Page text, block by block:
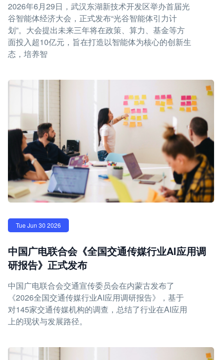
2026年6月29日，武汉东湖新技术开发区举办首届光
谷智能体经济大会，正式发布“光谷智能体引力计
划”。大会提出未来三年将在政策、算力、基金等方
面投入超10亿元，旨在打造以智能体为核心的创新生
态，培养智
Tue Jun 30 2026
中国广电联合会《全国交通传媒行业AI应用调
研报告》正式发布
中国广电联合会交通宣传委员会在内蒙古发布了
《2026全国交通传媒行业AI应用调研报告》，基于
对145家交通传媒机构的调查，总结了行业在AI应用
上的现状与发展路径。